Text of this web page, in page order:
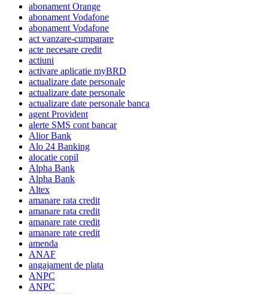
abonament Orange
abonament Vodafone
abonament Vodafone
act vanzare-cumparare
acte necesare credit
actiuni
activare aplicatie myBRD
actualizare date personale
actualizare date personale
actualizare date personale banca
agent Provident
alerte SMS cont bancar
Alior Bank
Alo 24 Banking
alocatie copil
Alpha Bank
Alpha Bank
Altex
amanare rata credit
amanare rata credit
amanare rate credit
amanare rate credit
amenda
ANAF
angajament de plata
ANPC
ANPC